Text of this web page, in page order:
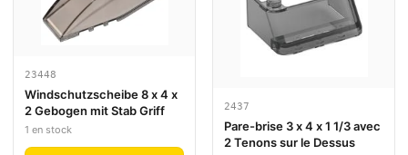
23448
Windschutzscheibe 8 x 4 x
2 Gebogen mit Stab Griff
1 en stock
2437
Pare-brise 3 x 4 x 1 1/3 avec
2 Tenons sur le Dessus